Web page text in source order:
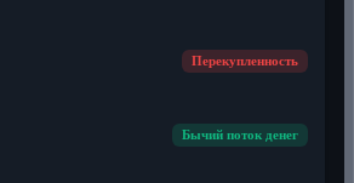
Перекупленность
Бычий поток денег